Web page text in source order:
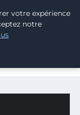
BILAN CARBONE
votre expérience
notre